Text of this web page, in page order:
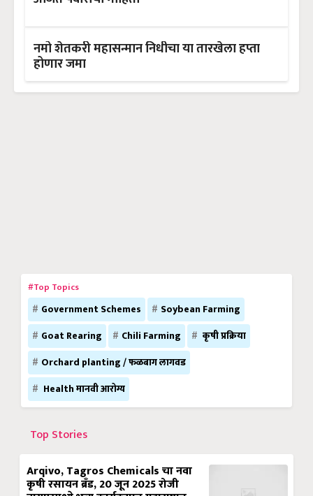
नमो शेतकरी महासन्मान निधीचा या तारखेला हप्ता
होणार जमा
#Top Topics
Government Schemes
Soybean Farming
Goat Rearing
Chili Farming
कृषी प्रक्रिया
Orchard planting / फळबाग लागवड
Health मानवी आरोग्य
Top Stories
Arqivo, Tagros Chemicals चा नवा
कृषी रसायन ब्रँड, 20 जून 2025 रोजी